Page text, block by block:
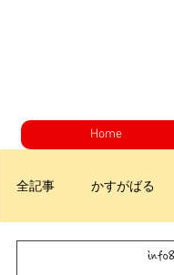
Home
全記事 かすがばる